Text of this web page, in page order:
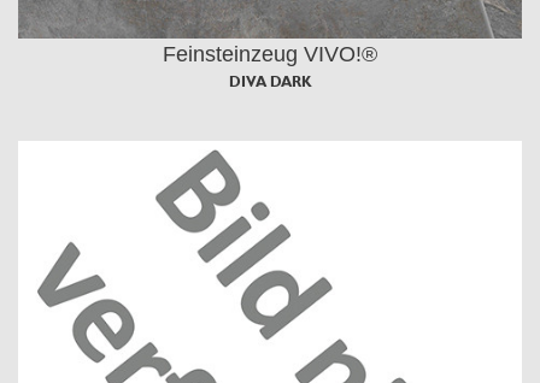
Feinsteinzeug VIVO!®
DIVA DARK